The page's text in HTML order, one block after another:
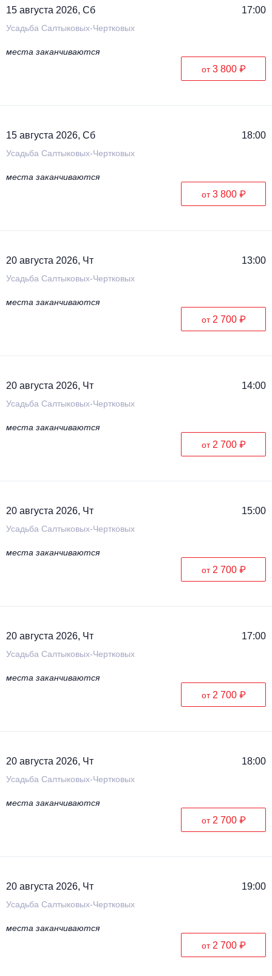
15 августа 2026, Сб 17:00
Усадьба Салтыковых-Чертковых
места заканчиваются
от3 800 ₽
15 августа 2026, Сб 18:00
Усадьба Салтыковых-Чертковых
места заканчиваются
от3 800 ₽
20 августа 2026, Чт 13:00
Усадьба Салтыковых-Чертковых
места заканчиваются
от 2 700 ₽
20 августа 2026, Чт 14:00
Усадьба Салтыковых-Чертковых
места заканчиваются
от 2 700 ₽
20 августа 2026, Чт 15:00
Усадьба Салтыковых-Чертковых
места заканчиваются
от 2 700 ₽
20 августа 2026, Чт 17:00
Усадьба Салтыковых-Чертковых
места заканчиваются
от 2 700 ₽
20 августа 2026, Чт 18:00
Усадьба Салтыковых-Чертковых
места заканчиваются
от 2 700 ₽
20 августа 2026, Чт 19:00
Усадьба Салтыковых-Чертковых
места заканчиваются
от 2 700 ₽